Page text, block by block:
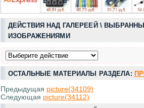
ДЕЙСТВИЯ НАД ГАЛЕРЕЕЙ \
ИЗОБРАЖЕНИЯМИ
ОСТАЛЬНЫЕ МАТЕРИАЛЫ РАЗДЕЛА:
Предыдущая picture(34109)
Следующая picture(34112)